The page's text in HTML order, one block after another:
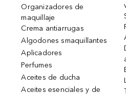
Organizadores de
maquillaje
Crema antiarrugas
Algodones smaquillantes
Aplicadores
Perfumes
Aceites de ducha
Aceites esenciales y de